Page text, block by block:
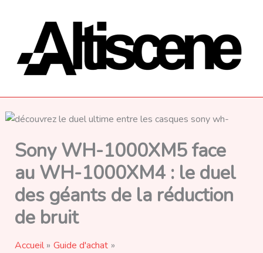
Sony WH-1000XM5 face
au WH-1000XM4 : le duel
des géants de la réduction
de bruit
Accueil
Guide d'achat